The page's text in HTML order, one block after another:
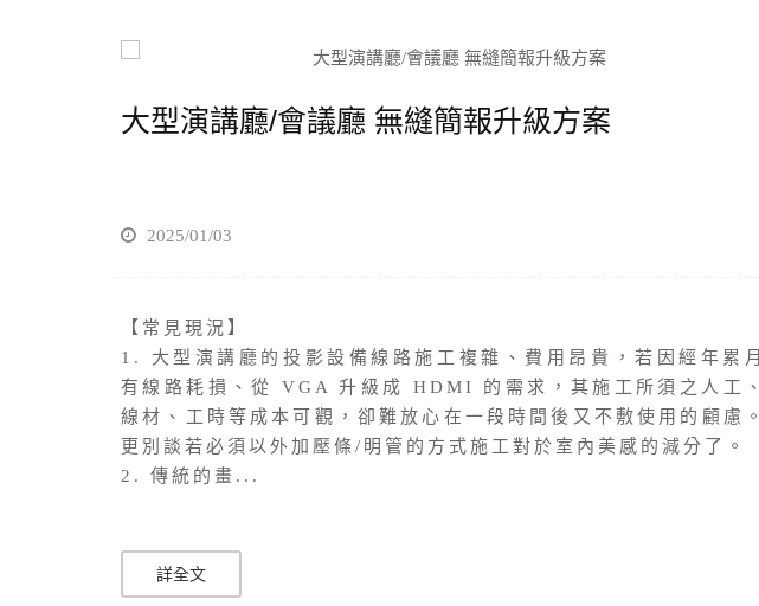
大型演講廳/會議廳 無縫簡報升級方案
2025/01/03
【常見現況】
1. 大型演講廳的投影設備線路施工複雜、費用昂貴，若因經年累月
有線路耗損、從 VGA 升級成 HDMI 的需求，其施工所須之人工、
線材、工時等成本可觀，卻難放心在一段時間後又不敷使用的顧慮。
更別談若必須以外加壓條/明管的方式施工對於室內美感的減分了。
2. 傳統的畫...
詳全文